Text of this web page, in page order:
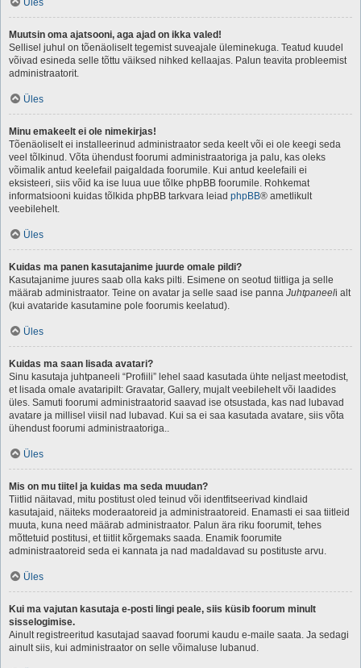
Üles
Muutsin oma ajatsooni, aga ajad on ikka valed!
Sellisel juhul on tõenäoliselt tegemist suveajale üleminekuga. Teatud kuudel
võivad esineda selle tõttu väiksed nihked kellaajas. Palun teavita probleemist
administraatorit.
Üles
Minu emakeelt ei ole nimekirjas!
Tõenäoliselt ei installeerinud administraator seda keelt või ei ole keegi seda
veel tõlkinud. Võta ühendust foorumi administraatoriga ja palu, kas oleks
võimalik antud keelefail paigaldada foorumile. Kui antud keelefaili ei
eksisteeri, siis võid ka ise luua uue tõlke phpBB foorumile. Rohkemat
informatsiooni kuidas tõlkida phpBB tarkvara leiad phpBB® ametlikult
veebilehelt.
Üles
Kuidas ma panen kasutajanime juurde omale pildi?
Kasutajanime juures saab olla kaks pilti. Esimene on seotud tiitliga ja selle
määrab administraator. Teine on avatar ja selle saad ise panna Juhtpaneeli alt
(kui avataride kasutamine pole foorumis keelatud).
Üles
Kuidas ma saan lisada avatari?
Sinu kasutaja juhtpaneeli “Profiili” lehel saad kasutada ühte neljast meetodist,
et lisada omale avataripilt: Gravatar, Gallery, mujalt veebilehelt või laadides
üles. Samuti foorumi administraatorid saavad ise otsustada, kas nad lubavad
avatare ja millisel viisil nad lubavad. Kui sa ei saa kasutada avatare, siis võta
ühendust foorumi administraatoriga..
Üles
Mis on mu tiitel ja kuidas ma seda muudan?
Tiitlid näitavad, mitu postitust oled teinud või identfitseerivad kindlaid
kasutajaid, näiteks moderaatoreid ja administraatoreid. Enamasti ei saa tiitleid
muuta, kuna need määrab administraator. Palun ära riku foorumit, tehes
mõttetuid postitusi, et tiitlit kõrgemaks saada. Enamik foorumite
administraatoreid seda ei kannata ja nad madaldavad su postituste arvu.
Üles
Kui ma vajutan kasutaja e-posti lingi peale, siis küsib foorum minult
sisselogimise.
Ainult registreeritud kasutajad saavad foorumi kaudu e-maile saata. Ja sedagi
ainult siis, kui administraator on selle võimaluse lubanud.